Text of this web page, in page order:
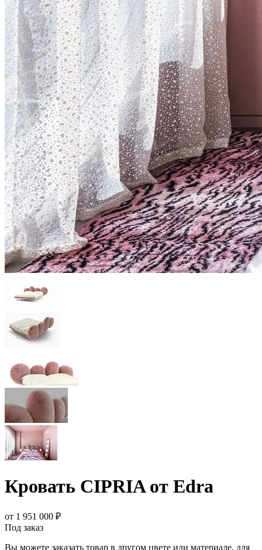
Кровать CIPRIA от Edra
от 1 951 000 ₽
Под заказ
Вы можете заказать товар в другом цвете или материале, для